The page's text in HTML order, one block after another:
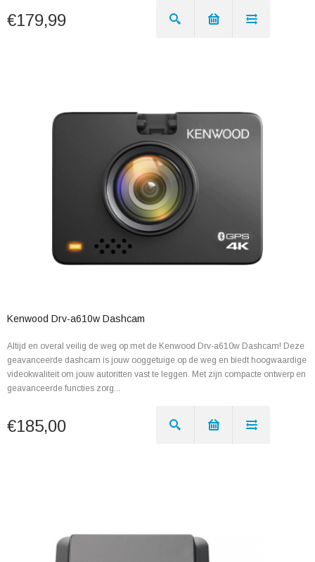
€179,99
Kenwood Drv-a610w Dashcam
Altijd en overal veilig de weg op met de Kenwood Drv-a610w Dashcam! Deze
geavanceerde dashcam is jouw ooggetuige op de weg en biedt hoogwaardige
videokwaliteit om jouw autoritten vast te leggen. Met zijn compacte ontwerp en
geavanceerde functies zorg...
€185,00